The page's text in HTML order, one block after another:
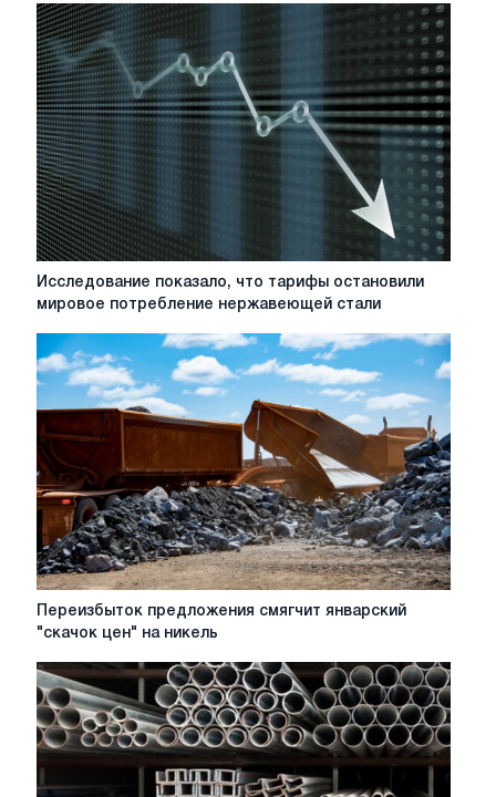
Исследование
показало,
тарифы
остановили
мировое
потребление
нержавеющей
стали
Исследование показало, что тарифы остановили
мировое потребление нержавеющей стали
Переизбыток
предложения
январский
"скачок
цен"
на
Переизбыток предложения смягчит январский
"скачок цен" на никель